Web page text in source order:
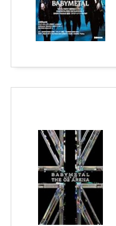
【BABYMETAL】
開封レビュー!